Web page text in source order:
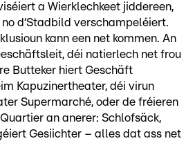
a Wierklechkeet jiddereen,
d‘Stadbild verschampeléiert.
kann een net kommen. An
déi natierlech net frou
Butteker hiert Geschäft
Kapuzinertheater, déi virun
Supermarché, oder de fréieren
an anerer: Schlofsäck,
Gesiichter – alles dat ass net